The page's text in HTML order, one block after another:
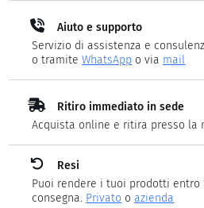
Aiuto e supporto
Servizio di assistenza e
o tramiteWhatsApp o via mail
Ritiro immediato in sede
Acquista online e ritira presso la
Resi
Puoi rendere i tuoi prodotti entro
consegna. Privato oazienda